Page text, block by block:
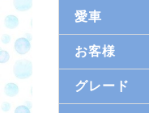
愛車
お客様
グレード